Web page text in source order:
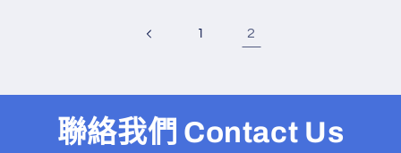
1 2
聯絡我們 Contact Us